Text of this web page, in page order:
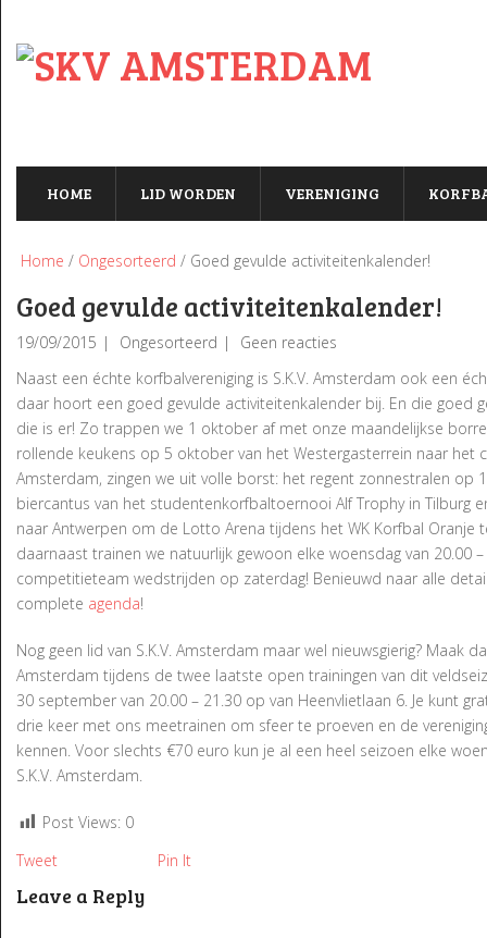
HOME LID WORDEN VERENIGING
Home / Ongesorteerd / Goed gevulde activiteitenkalender!
Goed gevulde activiteitenkalender!
19/09/2015 Ongesorteerd
Geen reacties
Naast een échte korfbalvereniging is S.K.V. Amsterdam ook een
daar hoort een goed gevulde activiteitenkalender bij. En die goed
die is er! Zo trappen we 1 oktober af met onze maandelijkse
rollende keukens op 5 oktober van het Westergasterrein naar het
Amsterdam, zingen we uit volle borst: het regent zonnestralen op
biercantus van het studentenkorfbaltoernooi Alf Trophy in Tilburg
naar Antwerpen om de Lotto Arena tijdens het WK Korfbal Oranje
daarnaast trainen we natuurlijk gewoon elke woensdag van 20.00
competitieteam wedstrijden op zaterdag! Benieuwd naar alle
complete agenda!
Nog geen lid van S.K.V. Amsterdam maar wel nieuwsgierig? Maak
Amsterdam tijdens de twee laatste open trainingen van dit
30 september van 20.00 – 21.30 op van Heenvlietlaan 6. Je kunt
drie keer met ons meetrainen om sfeer te proeven en de
kennen. Voor slechts €70 euro kun je al een heel seizoen elke
S.K.V. Amsterdam.
Post Views: 0
Tweet
Pin It
Leave a Reply